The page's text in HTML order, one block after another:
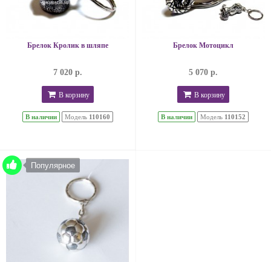
Брелок Кролик в шляпе
7 020 р.
В корзину
В наличии Модель 110160
Брелок Мотоцикл
5 070 р.
В корзину
В наличии Модель 110152
Популярное